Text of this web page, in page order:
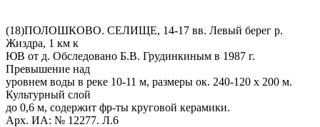
(18)ПОЛОШКОВО. СЕЛИЩЕ, 14-17 вв. Левый берег р.
Жиздра, 1 км к
ЮВ от д. Обследовано Б.В. Грудинкиным в 1987 г.
Превышение над
уровнем воды в реке 10-11 м, размеры ок. 240-120 х 200 м.
Культурный слой
до 0,6 м, содержит фр-ты круговой керамики.
Арх. ИА: № 12277. Л.6